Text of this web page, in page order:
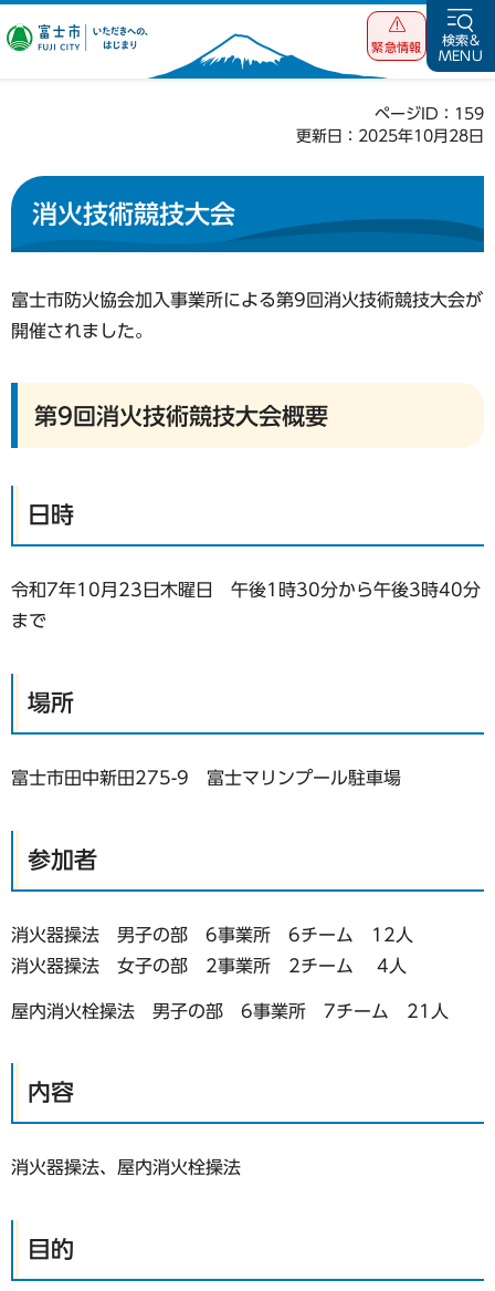
富士市 いただ
緊急情報
検索&
MENU
ページID：159
更新日：2025年10月28日
消火技術競技大会
富士市防火協会加入事業所による第9回消火技術競技大会が
開催されました。
第9回消火技術競技大会概要
日時
令和7年10月23日木曜日 午後1時30分から午後3時40分
まで
場所
富士市田中新田275-9 富士マリンプール駐車場
参加者
消火器操法 男子の部 6事業所 6チーム 12人
消火器操法 女子の部 2事業所 2チーム 4人
屋内消火栓操法 男子の部 6事業所 7チーム 21人
内容
消火器操法、屋内消火栓操法
目的